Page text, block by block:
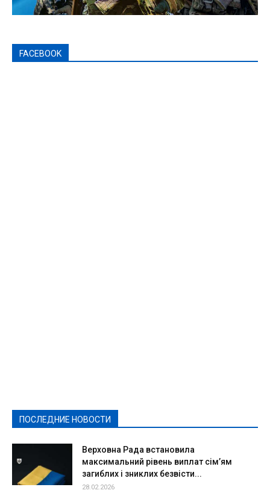
FACEBOOK
ПОСЛЕДНИЕ НОВОСТИ
Верховна Рада встановила
максимальний рівень виплат сім’ям
загиблих і зниклих безвісти...
28.02.2026